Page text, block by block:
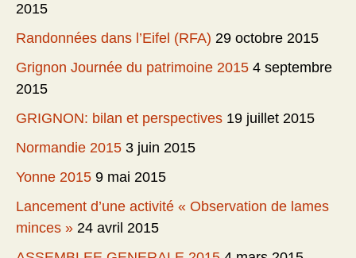
2015
Randonnées dans l’Eifel (RFA) 29 octobre 2015
Grignon Journée du patrimoine 2015 4 septembre
2015
GRIGNON: bilan et perspectives 19 juillet 2015
Normandie 2015 3 juin 2015
Yonne 2015 9 mai 2015
Lancement d’une activité « Observation de lames
minces » 24 avril 2015